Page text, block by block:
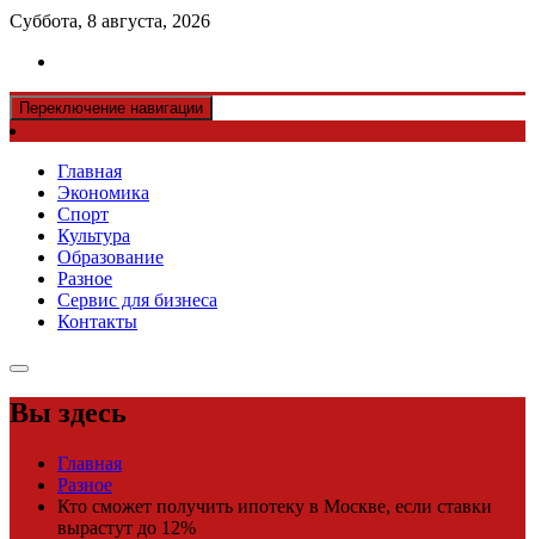
Суббота, 8 августа, 2026
Переключение навигации
Главная
Экономика
Спорт
Культура
Образование
Разное
Сервис для бизнеса
Контакты
Вы здесь
Главная
Разное
Кто сможет получить ипотеку в Москве, если ставки
вырастут до 12%